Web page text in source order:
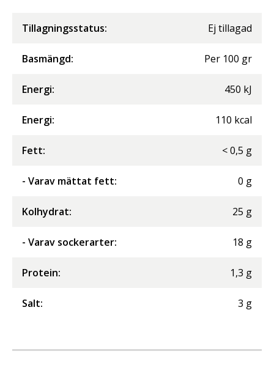
Tillagningsstatus: Ej tillagad
Basmängd: Per 100 gr
Energi: 450 kJ
Energi: 110 kcal
Fett: <0,5 g
- Varav mättat fett: 0 g
Kolhydrat: 25 g
- Varav sockerarter: 18 g
Protein: 1,3 g
Salt: 3 g